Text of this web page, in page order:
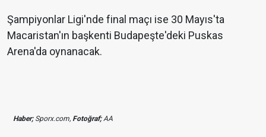
Şampiyonlar Ligi'nde final maçı ise 30 Mayıs'ta
Macaristan'ın başkenti Budapeşte'deki Puskas
Arena'da oynanacak.
Haber;Sporx.com, Fotoğraf;AA